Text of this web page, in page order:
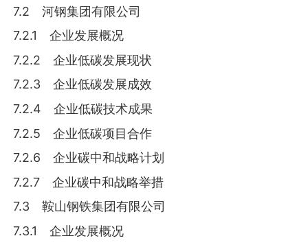
7.2 河钢集团有限公司
7.2.1 企业发展概况
7.2.2 企业低碳发展现状
7.2.3 企业低碳发展成效
7.2.4 企业低碳技术成果
7.2.5 企业低碳项目合作
7.2.6 企业碳中和战略计划
7.2.7 企业碳中和战略举措
7.3 鞍山钢铁集团有限公司
7.3.1 企业发展概况